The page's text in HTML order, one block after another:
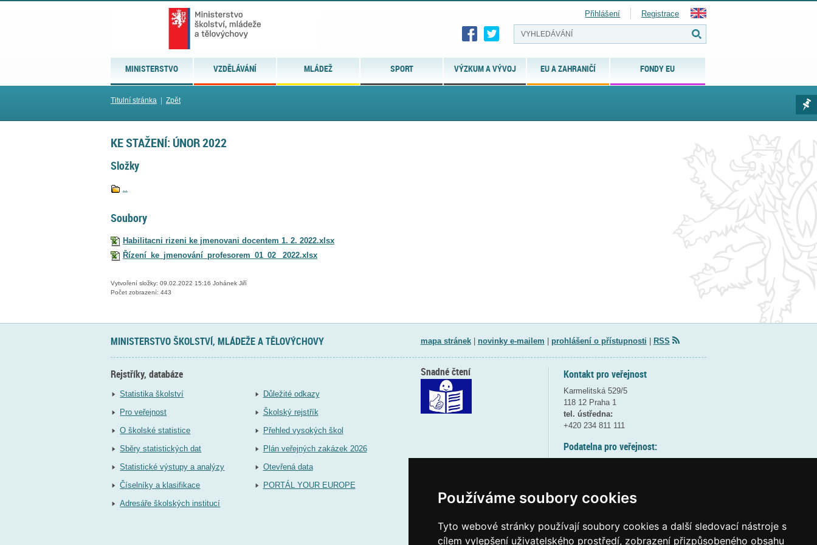
Používáme soubory cookies
Tyto webové stránky používají soubory cookies a další sledovací nástroje s
cílem vylepšení uživatelského prostředí, zobrazení přizpůsobeného obsahu
MINISTERSTVO VZDĚLÁVÁNÍ MLÁDEŽ SPORT VÝZKUM A VÝVOJ EU A ZAHRANIČÍ FONDY EU
Přihlášení Registrace
Titulní stránka Zpět
KE STAŽENÍ: ÚNOR 2022
Složky
..
Soubory
Habilitacni rizeni ke jmenovani docentem 1. 2. 2022.xlsx
Řízení_ke_jmenování_profesorem_01_02_ 2022.xlsx
Vytvoření složky: 09.02.2022 15:16 Johánek Jiří
Počet zobrazení: 443
MINISTERSTVO ŠKOLSTVÍ, MLÁDEŽE A TĚLOVÝCHOVY mapa stránek| novinky e-mailem prohlášení o přístupnosti RSS
Rejstříky, databáze
Statistika školství
Pro veřejnost
O školské statistice
Sběry statistických dat
Statistické výstupy a analýzy
Číselníky a klasifikace
Adresáře školských institucí
Důležité odkazy
Školský rejstřík
Přehled vysokých škol
Plán veřejných zakázek 2026
Otevřená data
PORTÁL YOUR EUROPE
Kontakt pro veřejnost
Karmelitská 529/5
118 12 Praha 1
tel. ústředna:
+420 234 811 111
Podatelna pro veřejnost:
(více informací
Snadné čtení